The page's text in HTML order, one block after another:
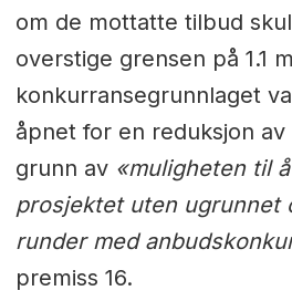
om de mottatte tilbud
overstige grensen på 1.1
konkurransegrunnlaget
åpnet for en reduksjon
grunn av «muligheten til
prosjektet uten ugrunnet
runder med
premiss 16.